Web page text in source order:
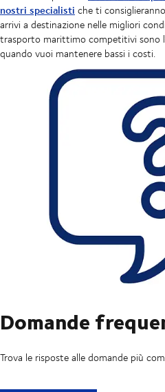
nostri specialisti che ti
arrivi a destinazione nelle migliori
trasporto marittimo competitivi sono
quando vuoi mantenere bassi i costi.
Domande
Trova le risposte alle domande più